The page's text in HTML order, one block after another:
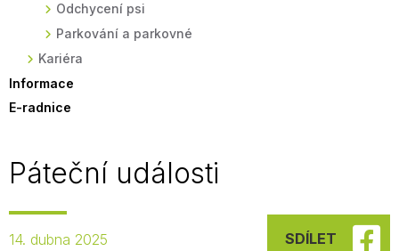
Odchycení psi
Parkování a parkovné
Kariéra
Informace
E-radnice
Páteční události
14. dubna 2025 SDÍLET